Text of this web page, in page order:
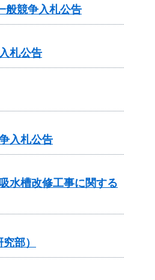
競争入札公告
札公告
入札公告
水槽改修工事に関する
部）